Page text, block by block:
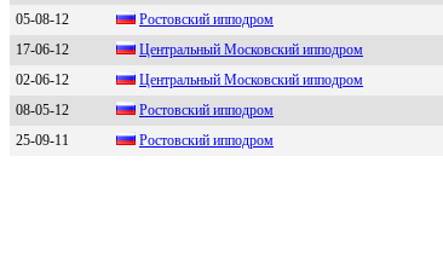
05-08-12
Ростовский ипподром
17-06-12
Центpальный Моcковcкий ипподpом
02-06-12
Центральный Mосковский ипподром
08-05-12
Poстoвский иппoдpoм
25-09-11
Pостовский ипподром